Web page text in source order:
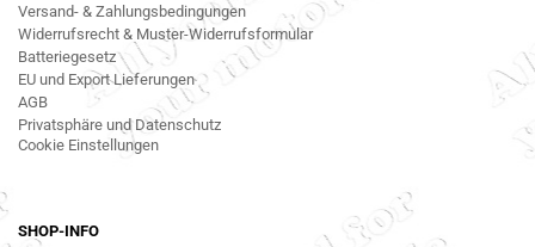
Versand- & Zahlungsbedingungen
Widerrufsrecht & Muster-Widerrufsformular
Batteriegesetz
EU und Export Lieferungen
AGB
Privatsphäre und Datenschutz
Cookie Einstellungen
SHOP-INFO